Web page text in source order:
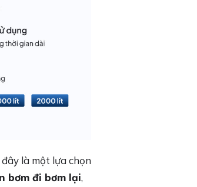
là một lựa chọn
bơm đi bơm lại,